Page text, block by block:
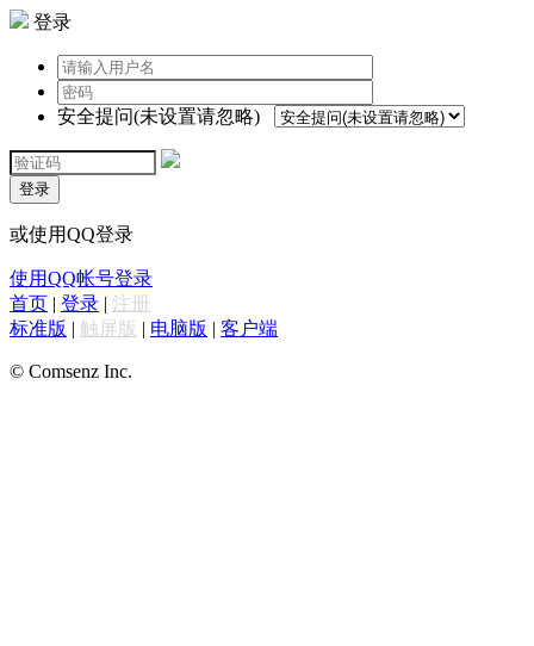
登录
安全提问(未设置请忽略)
登录
或使用QQ登录
使用QQ帐号登录
首页 | 登录 | 注册
标准版 | 触屏版 | 电脑版 | 客户端
© Comsenz Inc.